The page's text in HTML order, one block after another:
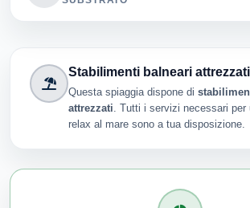
Stabilimenti balneari attrezzati
Questa spiaggia dispone di
attrezzati. Tutti i servizi necessari per
relax al mare sono a tua disposizione.